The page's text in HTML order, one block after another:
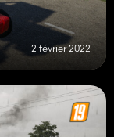
2 février 2022